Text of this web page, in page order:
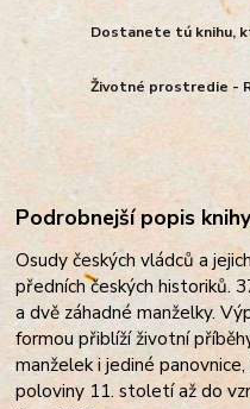
Dostanete tú knihu,
Životné prostredie -
Podrobnejší popis
Osudy českých vládců a
předních českých historiků.
a dvě záhadné manželky.
formou přiblíží životní
manželek i jediné
poloviny 11. století až do